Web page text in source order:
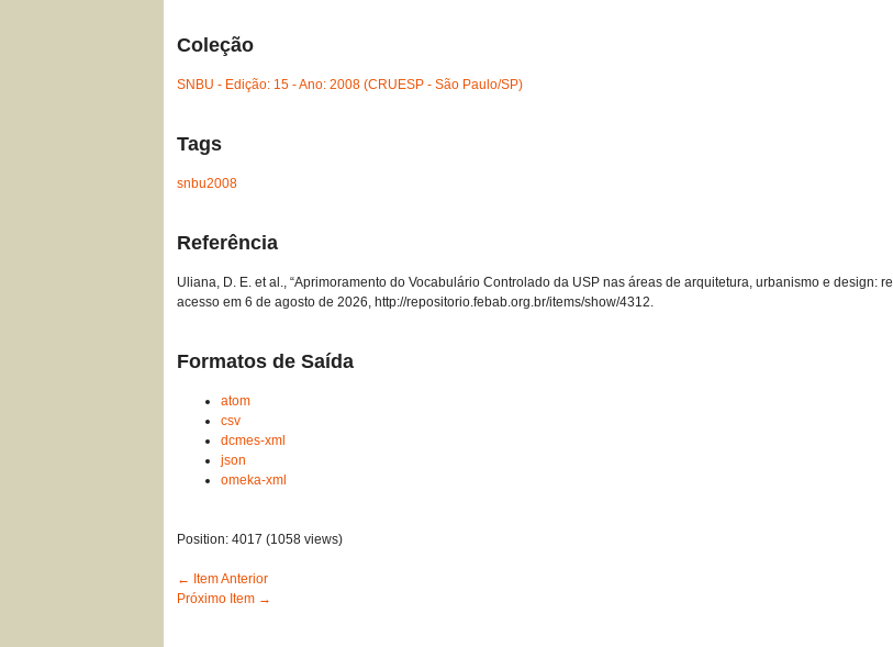
Coleção
SNBU - Edição: 15 - Ano: 2008 (CRUESP - São Paulo/SP)
Tags
snbu2008
Referência
Uliana, D. E. et al., “Aprimoramento do Vocabulário Controlado da USP nas áreas de arquitetura, urbanismo e design:
acesso em 6 de agosto de 2026, http://repositorio.febab.org.br/items/show/4312.
Formatos de Saída
atom
csv
dcmes-xml
json
omeka-xml
Position:4017 (1058 views)
← Item Anterior
Próximo Item →